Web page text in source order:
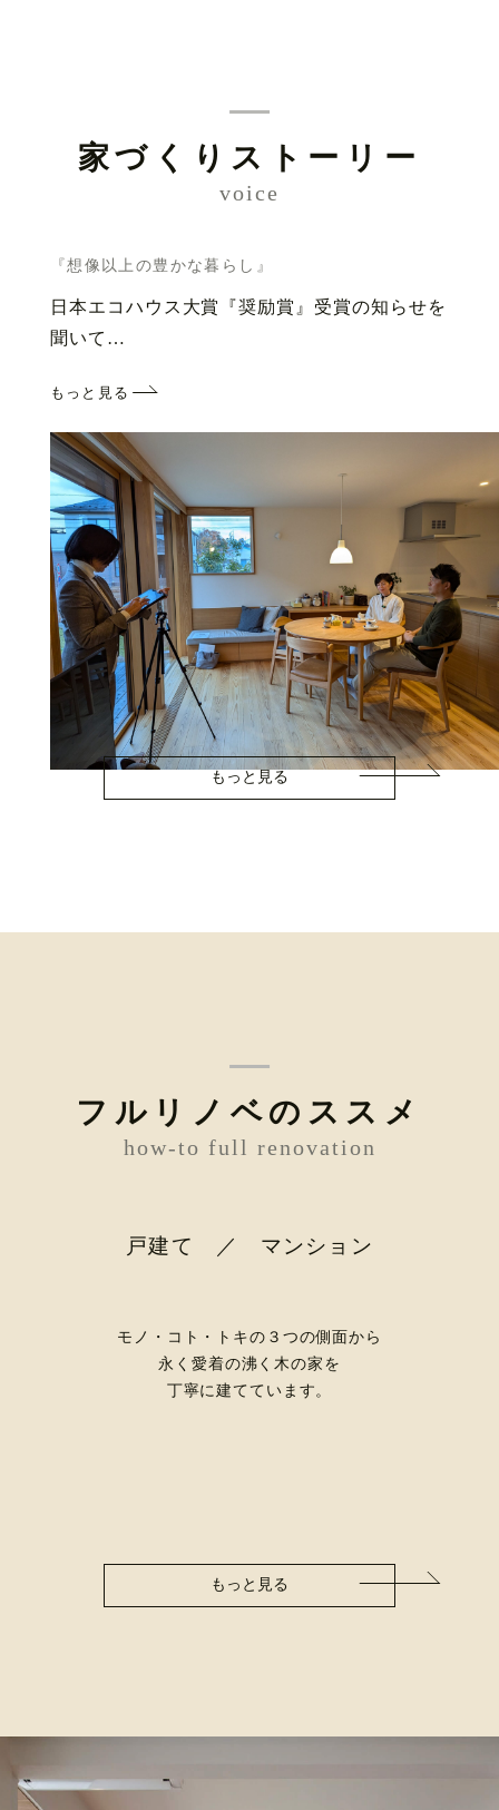
家づくりストーリー
voice
『想像以上の豊かな暮らし』
日本エコハウス大賞『奨励賞』受賞の知らせを
聞いて…
もっと見る
もっと見る
フルリノベのススメ
how-to full renovation
戸建て ／ マンション
モノ・コト・トキの３つの側面から
永く愛着の沸く木の家を
丁寧に建てています。
もっと見る